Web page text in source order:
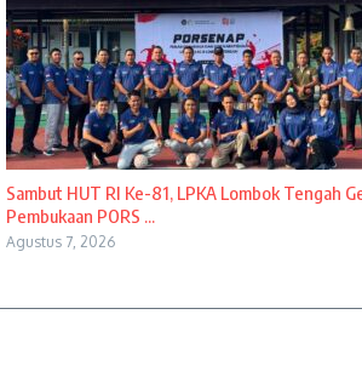
Sambut HUT RI Ke-81, LPKA Lombok Tengah
Pembukaan PORS ...
Agustus 7, 2026